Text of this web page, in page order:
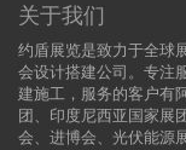
关于我们
约盾展览是致力于全球
会设计搭建公司。专注
建施工，服务的客户有
团、印度尼西亚国家展
会、进博会、光伏能源